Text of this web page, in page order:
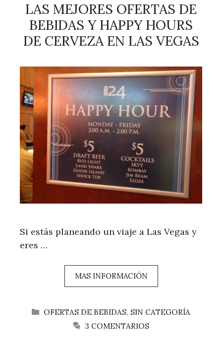
LAS MEJORES OFERTAS DE
BEBIDAS Y HAPPY HOURS
DE CERVEZA EN LAS VEGAS
Si estás planeando un viaje a Las Vegas y
eres …
MAS INFORMACIÓN
CATEGORÍAS
OFERTAS DE BEBIDAS, SIN CATEGORÍA
3 COMENTARIOS